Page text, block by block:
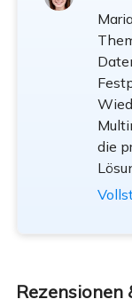
die
Rezensionen